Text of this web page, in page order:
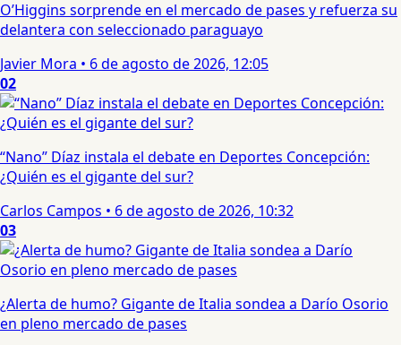
O’Higgins sorprende en el mercado de pases y refuerza su
delantera con seleccionado paraguayo
Javier Mora • 6 de agosto de 2026, 12:05
02
“Nano” Díaz instala el debate en Deportes Concepción:
¿Quién es el gigante del sur?
Carlos Campos • 6 de agosto de 2026, 10:32
03
¿Alerta de humo? Gigante de Italia sondea a Darío Osorio
en pleno mercado de pases